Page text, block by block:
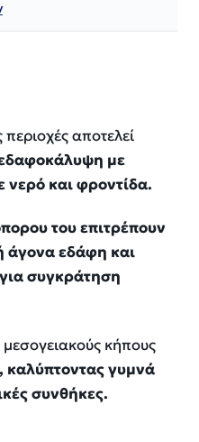
αποτελεί
με
νερό και φροντίδα.
του επιτρέπουν
άγονα εδάφη και
συγκράτηση
κήπους
καλύπτοντας γυμνά
συνθήκες.